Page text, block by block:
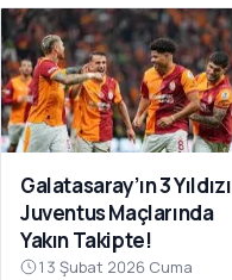
Galatasaray’ın 3 Yıldızı
Juventus Maçlarında
Yakın Takipte!
13 Şubat 2026 Cuma